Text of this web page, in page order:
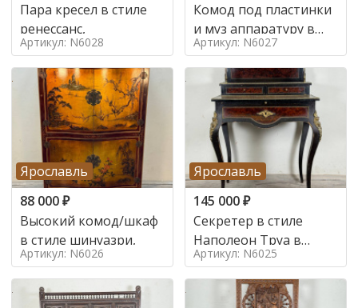
Пара кресел в стиле
ренессанс,
Артикул: N6028
Комод под пластинки
и муз аппаратуру в
стиле шинуазри,
Артикул: N6027
Ярославль
88 000₽
Высокий комод/шкаф
в стиле шинуазри,
Артикул: N6026
Ярославль
145 000₽
Секретер в стиле
Наполеон Труа в
стиле 19 век
Артикул: N6025